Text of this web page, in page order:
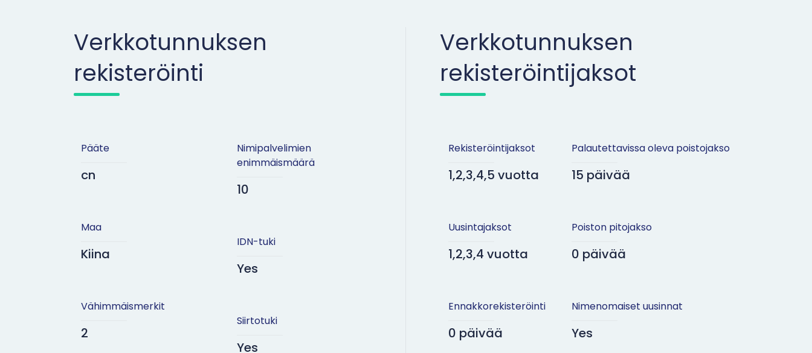
Verkkotunnuksen
rekisteröinti
Pääte
cn
Maa
Kiina
Vähimmäismerkit
2
Nimipalvelimien
enimmäismäärä
10
IDN-tuki
Yes
Siirtotuki
Yes
Verkkotunnuksen
rekisteröintijaksot
Rekisteröintijaksot
1,2,3,4,5 vuotta
Uusintajaksot
1,2,3,4 vuotta
Ennakkorekisteröinti
0 päivää
Palautettavissa oleva poistojakso
15 päivää
Poiston pitojakso
0 päivää
Nimenomaiset uusinnat
Yes